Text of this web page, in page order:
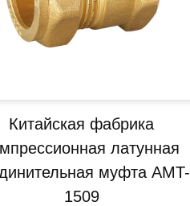
Китайская фабрика
латунная
муфта AMT-
1509